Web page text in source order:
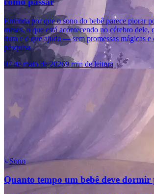
Entenda por que o sono do bebê parece piorar
meses, o que está acontecendo no cérebro dele,
dura e o que ajuda — sem promessas mágicas e
pesquisa.
07 de maio de 20269 min de leitura
Sono
Quanto tempo um bebê deve dormir